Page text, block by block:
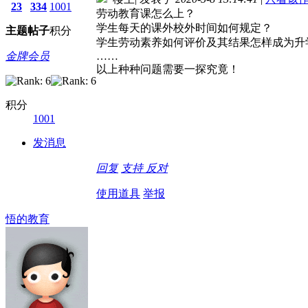
23
主题
334
帖子
1001
积分
金牌会员
积分
1001
发消息
劳动教育课怎么上？
学生每天的课外校外时间如何规定？
学生劳动素养如何评价及其结果怎样成为升
……
以上种种问题需要一探究竟！
回复 支持 反对
使用道具 举报
悟的教育